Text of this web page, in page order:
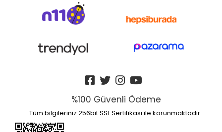
%100 Güvenli Ödeme
Tüm bilgileriniz 256bit SSL Sertifikası ile korunmaktadır.